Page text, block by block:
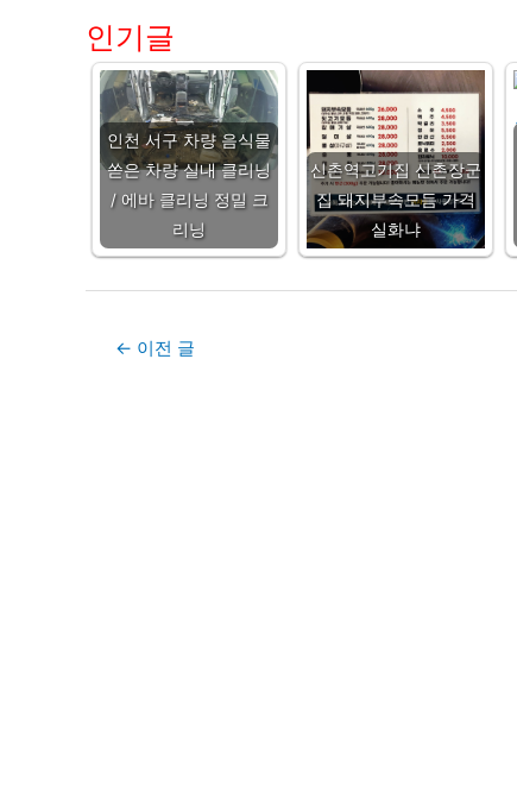
인기글
인천 서구 차량 음식물
쏟은 차량 실내 클리닝
/ 에바 클리닝 정밀 크
리닝
신촌역고기집 신촌장군
집 돼지부속모듬 가격
실화냐
Post← 이전 글